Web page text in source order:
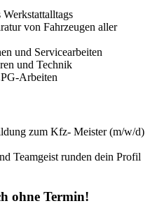
von Fahrzeugen aller
und Servicearbeiten
und Technik
Arbeiten
zum Kfz- Meister (m/w/d)
Teamgeist runden dein Profil
ohne Termin!